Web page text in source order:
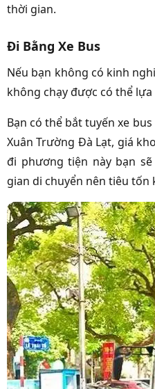
thời gian.
Đi Bằng Xe Bus
Nếu bạn không có kinh
không chạy được có thể
Bạn có thể bắt tuyến xe
Xuân Trường Đà Lạt, giá
đi phương tiện này bạn
gian di chuyển nên tiêu tốn